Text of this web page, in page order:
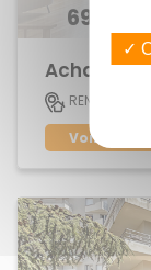
696 300
RENNES
Voir le bien
✓